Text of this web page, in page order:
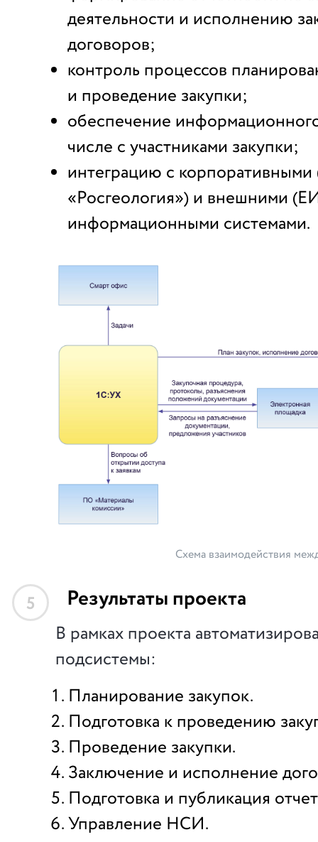
деятельности и исполнению
договоров;
контроль процессов
и проведение закупки;
обеспечение
числе с участниками закупки;
интеграцию с корпоративными
«Росгеология») и внешними
информационными системами.
Схема взаимодействия
5 Результаты проекта
В рамках проекта
подсистемы:
Планирование закупок.
Подготовка к проведению
Проведение закупки.
Заключение и исполнение
Подготовка и публикация
Управление НСИ.